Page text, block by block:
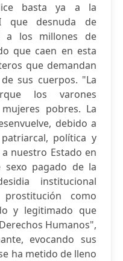
basta ya a la
que desnuda de
a los millones de
que caen en esta
que demandan
sus cuerpos. "La
los varones
pobres. La
debido a
política y
nuestro Estado en
pagado de la
institucional
como
y legitimado que
Humanos",
evocando sus
ha metido de lleno